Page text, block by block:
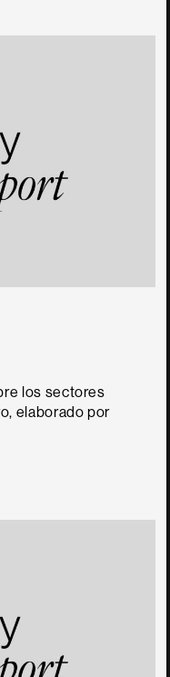
los sectores
elaborado por